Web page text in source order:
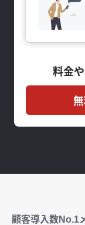
料金
顧客導入数No.1